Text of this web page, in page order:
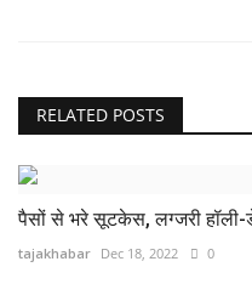
RELATED POSTS
पैसों से भरे सूटकेस, लग्जरी
tajakhabar Dec 18, 2022 0